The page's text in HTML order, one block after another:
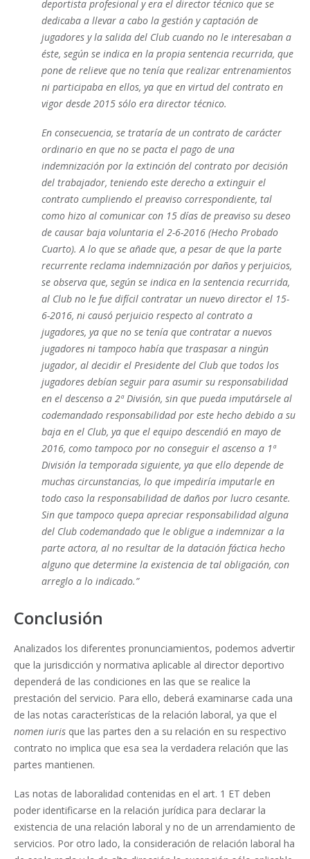
deportista profesional y era el director técnico que se
dedicaba a llevar a cabo la gestión y captación de
jugadores y la salida del Club cuando no le interesaban a
éste, según se indica en la propia sentencia recurrida, que
pone de relieve que no tenía que realizar entrenamientos
ni participaba en ellos, ya que en virtud del contrato en
vigor desde 2015 sólo era director técnico.
En consecuencia, se trataría de un contrato de carácter
ordinario en que no se pacta el pago de una
indemnización por la extinción del contrato por decisión
del trabajador, teniendo este derecho a extinguir el
contrato cumpliendo el preaviso correspondiente, tal
como hizo al comunicar con 15 días de preaviso su deseo
de causar baja voluntaria el 2-6-2016 (Hecho Probado
Cuarto). A lo que se añade que, a pesar de que la parte
recurrente reclama indemnización por daños y perjuicios,
se observa que, según se indica en la sentencia recurrida,
al Club no le fue difícil contratar un nuevo director el 15-
6-2016, ni causó perjuicio respecto al contrato a
jugadores, ya que no se tenía que contratar a nuevos
jugadores ni tampoco había que traspasar a ningún
jugador, al decidir el Presidente del Club que todos los
jugadores debían seguir para asumir su responsabilidad
en el descenso a 2ª División, sin que pueda imputársele al
codemandado responsabilidad por este hecho debido a su
baja en el Club, ya que el equipo descendió en mayo de
2016, como tampoco por no conseguir el ascenso a 1ª
División la temporada siguiente, ya que ello depende de
muchas circunstancias, lo que impediría imputarle en
todo caso la responsabilidad de daños por lucro cesante.
Sin que tampoco quepa apreciar responsabilidad alguna
del Club codemandado que le obligue a indemnizar a la
parte actora, al no resultar de la datación fáctica hecho
alguno que determine la existencia de tal obligación, con
arreglo a lo indicado.”
Conclusión
Analizados los diferentes pronunciamientos, podemos advertir
que la jurisdicción y normativa aplicable al director deportivo
dependerá de las condiciones en las que se realice la
prestación del servicio. Para ello, deberá examinarse cada una
de las notas características de la relación laboral, ya que el
nomen iuris que las partes den a su relación en su respectivo
contrato no implica que esa sea la verdadera relación que las
partes mantienen.
Las notas de laboralidad contenidas en el art. 1 ET deben
poder identificarse en la relación jurídica para declarar la
existencia de una relación laboral y no de un arrendamiento de
servicios. Por otro lado, la consideración de relación laboral ha